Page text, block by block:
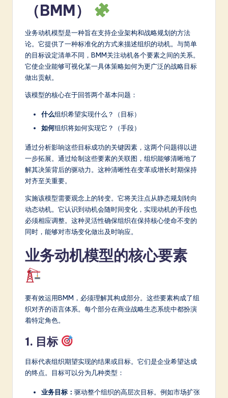
in
A
o
ft
In
ti
（BMM）
业务动机模型是一种旨在支持企业架构和战略规划的方法
论。它提供了一种标准化的方式来描述组织的动机。与简单
的目标设定清单不同，BMM关注动机各个要素之间的关系。
它使企业能够可视化某一具体策略如何为更广泛的战略目标
做出贡献。
该模型的核心在于回答两个基本问题：
什么组织希望实现什么？（目标）
如何组织将如何实现它？（手段）
通过分析影响这些目标成功的关键因素，这两个问题得以进
一步拓展。通过绘制这些要素的关联图，组织能够清晰地了
解其决策背后的驱动力。这种清晰性在变革或增长时期保持
对齐至关重要。
实施该模型需要观念上的转变。它将关注点从静态规划转向
动态动机。它认识到动机会随时间变化，实现动机的手段也
必须相应调整。这种灵活性确保组织在保持核心使命不变的
同时，能够对市场变化做出及时响应。
业务动机模型的核心要素
要有效运用BMM，必须理解其构成部分。这些要素构成了组
织对齐的语言体系。每个部分在商业战略生态系统中都扮演
着特定角色。
1. 目标
目标代表组织期望实现的结果或目标。它们是企业希望达成
的终点。目标可以分为几种类型：
业务目标： 驱动整个组织的高层次目标。例如市场扩张